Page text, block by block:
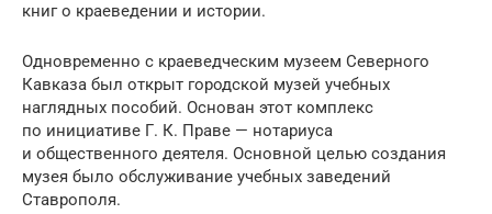
книг о краеведении и истории.
Одновременно с краеведческим музеем Северного
Кавказа был открыт городской музей учебных
наглядных пособий. Основан этот комплекс
по инициативе Г. К. Праве — нотариуса
и общественного деятеля. Основной целью создания
музея было обслуживание учебных заведений
Ставрополя.